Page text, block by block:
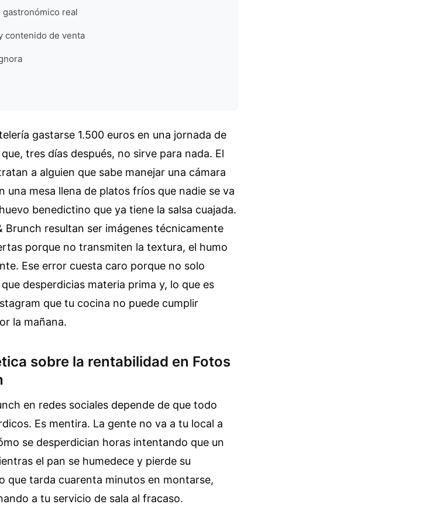
real
contenido de venta
gastarse 1.500 euros en una jornada de
tres días después, no sirve para nada. El
a alguien que sabe manejar una cámara
mesa llena de platos fríos que nadie se va
benedictino que ya tiene la salsa cuajada.
Brunch resultan ser imágenes técnicamente
porque no transmiten la textura, el humo
Ese error cuesta caro porque no solo
desperdicias materia prima y, lo que es
que tu cocina no puede cumplir
la mañana.
sobre la rentabilidad en Fotos
en redes sociales depende de que todo
Es mentira. La gente no va a tu local a
se desperdician horas intentando que un
el pan se humedece y pierde su
que tarda cuarenta minutos en montarse,
a tu servicio de sala al fracaso.